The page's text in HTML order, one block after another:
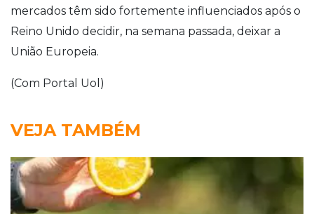
mercados têm sido fortemente influenciados após o
Reino Unido decidir, na semana passada, deixar a
União Europeia.
(Com Portal Uol)
VEJA TAMBÉM